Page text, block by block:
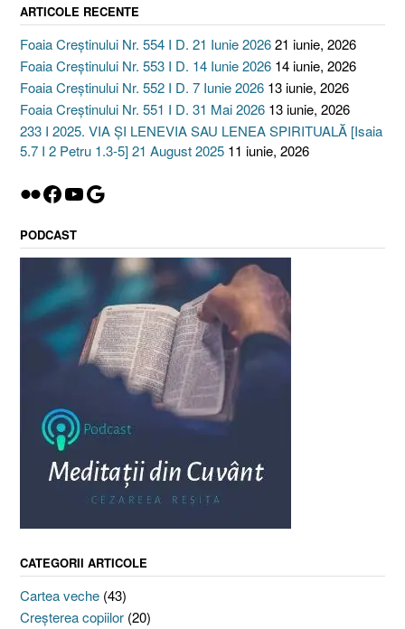
ARTICOLE RECENTE
Foaia Creștinului Nr. 554 I D. 21 Iunie 202621 iunie, 2026
Foaia Creștinului Nr. 553 I D. 14 Iunie 2026 14 iunie, 2026
Foaia Creștinului Nr. 552 I D. 7 Iunie 2026 13 iunie, 2026
Foaia Creștinului Nr. 551 I D. 31 Mai 2026 13 iunie, 2026
233 I 2025. VIA ȘI LENEVIA SAU LENEA SPIRITUALĂ [Isaia
5.7 I 2 Petru 1.3-5] 21 August 2025 11 iunie, 2026
Flickr
Facebook
YouTube
Google
PODCAST
CATEGORII ARTICOLE
Cartea veche (43)
Creşterea copiilor (20)